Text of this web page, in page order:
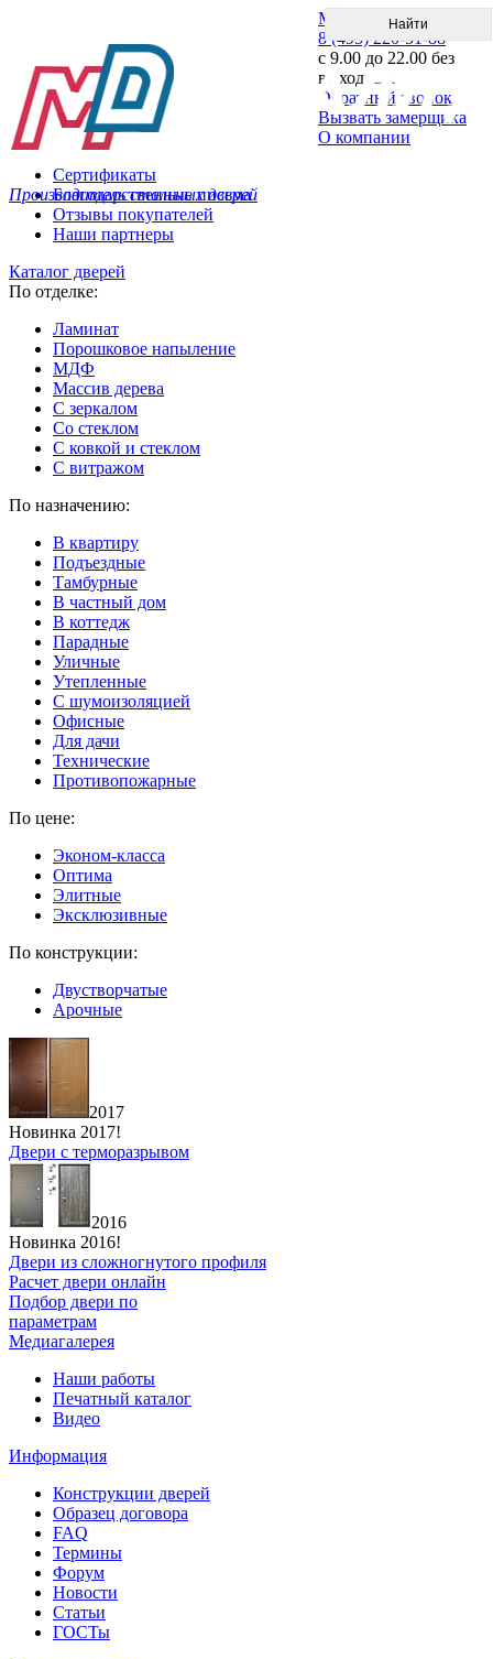
Производитель стальных дверей
Меню
8 (495) 220-51-88
с 9.00 до 22.00 без
выходных
Обратный звонок
Вызвать замерщика
О компании
Сертификаты
Благодарственные письма
Отзывы покупателей
Наши партнеры
Каталог дверей
По отделке:
Ламинат
Порошковое напыление
МДФ
Массив дерева
С зеркалом
Со стеклом
С ковкой и стеклом
С витражом
По назначению:
В квартиру
Подъездные
Тамбурные
В частный дом
В коттедж
Парадные
Уличные
Утепленные
C шумоизоляцией
Офисные
Для дачи
Технические
Противопожарные
По цене:
Эконом-класса
Оптима
Элитные
Эксклюзивные
По конструкции:
Двустворчатые
Арочные
2017
Новинка 2017!
Двери с терморазрывом
2016
Новинка 2016!
Двери из сложногнутого профиля
Расчет двери онлайн
Подбор двери по
параметрам
Медиагалерея
Наши работы
Печатный каталог
Видео
Информация
Конструкции дверей
Образец договора
FAQ
Термины
Форум
Новости
Статьи
ГОСТы